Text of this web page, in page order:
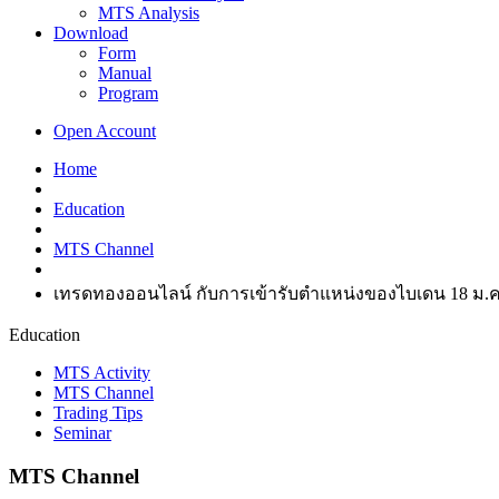
MTS Analysis
Download
Form
Manual
Program
Open Account
Home
Education
MTS Channel
เทรดทองออนไลน์ กับการเข้ารับตำแหน่งของไบเดน 18 ม.
Education
MTS Activity
MTS Channel
Trading Tips
Seminar
MTS Channel